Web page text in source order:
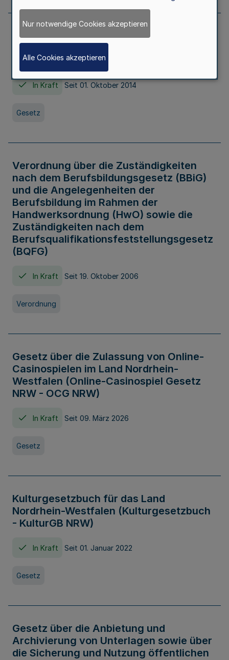
Gesetz über die Hochschulen des Landes
Nordrhein-Westfalen (Hochschulgesetz -
HG)
In Kraft Seit 01. Oktober 2014
Gesetz
Verordnung über die Zuständigkeiten
nach dem Berufsbildungsgesetz (BBiG)
und die Angelegenheiten der
Berufsbildung im Rahmen der
Handwerksordnung (HwO) sowie die
Zuständigkeiten nach dem
Berufsqualifikationsfeststellungsgesetz
(BQFG)
In Kraft Seit 19. Oktober 2006
Verordnung
Gesetz über die Zulassung von Online-
Casinospielen im Land Nordrhein-
Westfalen (Online-Casinospiel Gesetz
NRW - OCG NRW)
In Kraft Seit 09. März 2026
Gesetz
Kulturgesetzbuch für das Land
Nordrhein-Westfalen (Kulturgesetzbuch
- KulturGB NRW)
In Kraft Seit 01. Januar 2022
Gesetz
Gesetz über die Anbietung und
Archivierung von Unterlagen sowie über
die Sicherung und Nutzung öffentlichen
Nur notwendige Cookies akzeptieren
Alle Cookies akzeptieren